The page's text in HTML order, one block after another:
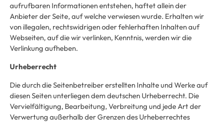
aufrufbaren Informationen entstehen, haftet allein der
Anbieter der Seite, auf welche verwiesen wurde. Erhalten wir
von illegalen, rechtswidrigen oder fehlerhaften Inhalten auf
Webseiten, auf die wir verlinken, Kenntnis, werden wir die
Verlinkung aufheben.
Urheberrecht
Die durch die Seitenbetreiber erstellten Inhalte und Werke auf
diesen Seiten unterliegen dem deutschen Urheberrecht. Die
Vervielfältigung, Bearbeitung, Verbreitung und jede Art der
Verwertung außerhalb der Grenzen des Urheberrechtes